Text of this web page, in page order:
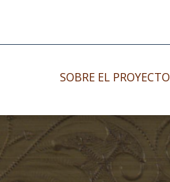
SOBRE EL PROYECTO
Impresos antiguos
Impresos modernos
Impresos menores